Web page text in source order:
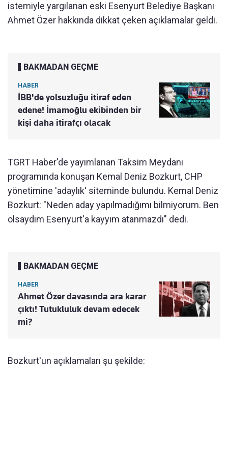
istemiyle yargılanan eski Esenyurt Belediye Başkanı
Ahmet Özer hakkında dikkat çeken açıklamalar geldi.
BAKMADAN GEÇME
HABER
İBB'de yolsuzluğu itiraf eden
edene! İmamoğlu ekibinden bir
kişi daha itirafçı olacak
TGRT Haber'de yayımlanan Taksim Meydanı
programında konuşan Kemal Deniz Bozkurt, CHP
yönetimine 'adaylık' siteminde bulundu. Kemal Deniz
Bozkurt: "Neden aday yapılmadığımı bilmiyorum. Ben
olsaydım Esenyurt'a kayyım atanmazdı" dedi.
BAKMADAN GEÇME
HABER
Ahmet Özer davasında ara karar
çıktı! Tutukluluk devam edecek
mi?
Bozkurt'un açıklamaları şu şekilde: